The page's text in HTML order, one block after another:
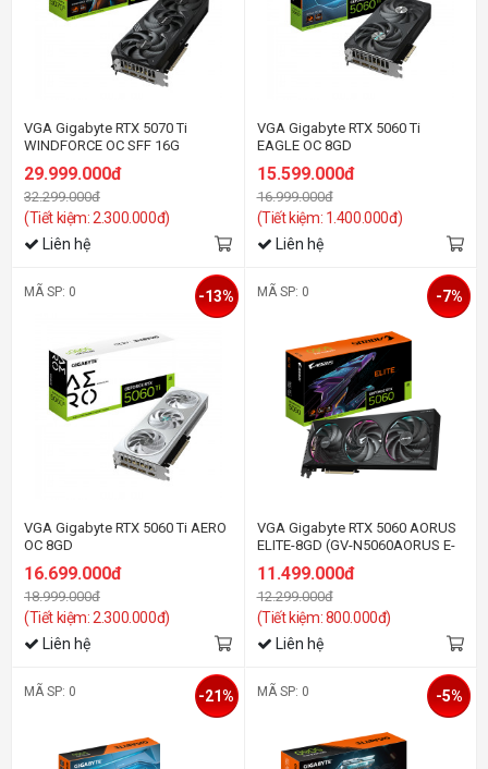
VGA Gigabyte RTX 5070 Ti
WINDFORCE OC SFF 16G
29.999.000đ
32.299.000đ
(Tiết kiệm: 2.300.000đ)
Liên hệ
VGA Gigabyte RTX 5060 Ti
EAGLE OC 8GD
15.599.000đ
16.999.000đ
(Tiết kiệm: 1.400.000đ)
Liên hệ
MÃ SP: 0
VGA Gigabyte RTX 5060 Ti AERO
OC 8GD
16.699.000đ
18.999.000đ
(Tiết kiệm: 2.300.000đ)
-13%
Liên hệ
MÃ SP: 0
VGA Gigabyte RTX 5060 AORUS
ELITE-8GD (GV-N5060AORUS E-
8GD)
11.499.000đ
12.299.000đ
(Tiết kiệm: 800.000đ)
-7%
Liên hệ
MÃ SP: 0 -21% MÃ SP: 0 -5%